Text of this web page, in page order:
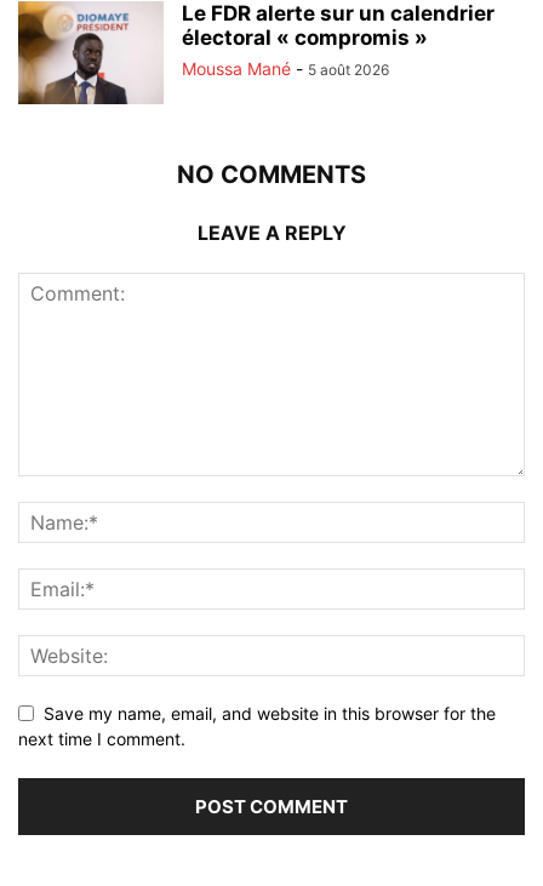
Le FDR alerte sur un calendrier
électoral « compromis »
Moussa Mané - 5 août 2026
NO COMMENTS
LEAVE A REPLY
Save my name, email, and website in this browser for the
next time I comment.